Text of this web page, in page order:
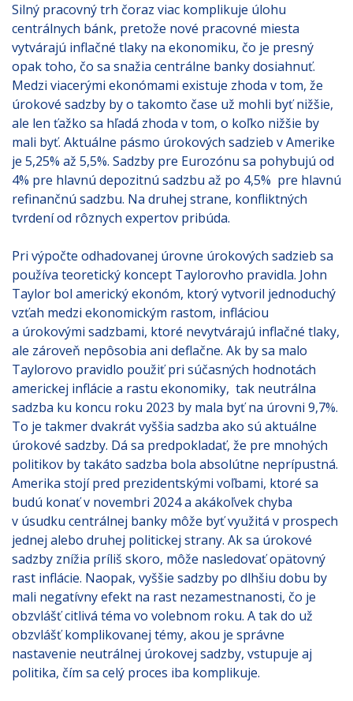
Silný pracovný trh čoraz viac komplikuje úlohu
centrálnych bánk, pretože nové pracovné miesta
vytvárajú inflačné tlaky na ekonomiku, čo je presný
opak toho, čo sa snažia centrálne banky dosiahnuť.
Medzi viacerými ekonómami existuje zhoda v tom, že
úrokové sadzby by o takomto čase už mohli byť nižšie,
ale len ťažko sa hľadá zhoda v tom, o koľko nižšie by
mali byť. Aktuálne pásmo úrokových sadzieb v Amerike
je 5,25% až 5,5%. Sadzby pre Eurozónu sa pohybujú od
4% pre hlavnú depozitnú sadzbu až po 4,5% pre hlavnú
refinančnú sadzbu. Na druhej strane, konfliktných
tvrdení od rôznych expertov pribúda.
Pri výpočte odhadovanej úrovne úrokových sadzieb sa
používa teoretický koncept Taylorovho pravidla. John
Taylor bol americký ekonóm, ktorý vytvoril jednoduchý
vzťah medzi ekonomickým rastom, infláciou
a úrokovými sadzbami, ktoré nevytvárajú inflačné tlaky,
ale zároveň nepôsobia ani deflačne. Ak by sa malo
Taylorovo pravidlo použiť pri súčasných hodnotách
americkej inflácie a rastu ekonomiky, tak neutrálna
sadzba ku koncu roku 2023 by mala byť na úrovni 9,7%.
To je takmer dvakrát vyššia sadzba ako sú aktuálne
úrokové sadzby. Dá sa predpokladať, že pre mnohých
politikov by takáto sadzba bola absolútne neprípustná.
Amerika stojí pred prezidentskými voľbami, ktoré sa
budú konať v novembri 2024 a akákoľvek chyba
v úsudku centrálnej banky môže byť využitá v prospech
jednej alebo druhej politickej strany. Ak sa úrokové
sadzby znížia príliš skoro, môže nasledovať opätovný
rast inflácie. Naopak, vyššie sadzby po dlhšiu dobu by
mali negatívny efekt na rast nezamestnanosti, čo je
obzvlášť citlivá téma vo volebnom roku. A tak do už
obzvlášť komplikovanej témy, akou je správne
nastavenie neutrálnej úrokovej sadzby, vstupuje aj
politika, čím sa celý proces iba komplikuje.